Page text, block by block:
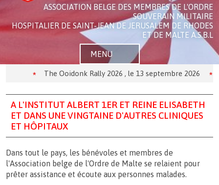
ASSOCIATION BELGE DES MEMBRES DE L'ORDRE
SOUVERAIN MILITAIRE
HOSPITALIER DE SAINT-JEAN DE JERUSALEM DE RHODES
ET DE MALTE A.S.B.L
MENU
The Ooidonk Rally 2026 , le 13 septembre 2026
A L'INSTITUT ALBERT 1ER ET REINE ELISABETH
ET DANS UNE VINGTAINE D'AUTRES CLINIQUES
ET HÔPITAUX
Dans tout le pays, les bénévoles et membres de
l'Association belge de l'Ordre de Malte se relaient pour
prêter assistance et écoute aux personnes malades.